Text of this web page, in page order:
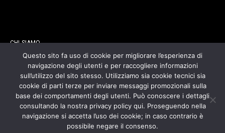
CHI SIAMO
CONTATTI
COOKIES POLICY
PRIVACY POLICY
Questo sito fa uso di cookie per migliorare l’esperienza di
navigazione degli utenti e per raccogliere informazioni
sull’utilizzo del sito stesso. Utilizziamo sia cookie tecnici sia
cookie di parti terze per inviare messaggi promozionali sulla
base dei comportamenti degli utenti. Può conoscere i dettagli
consultando la nostra privacy policy qui. Proseguendo nella
navigazione si accetta l’uso dei cookie; in caso contrario è
possibile negare il consenso.